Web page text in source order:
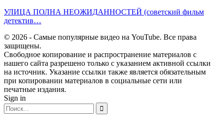
УЛИЦА ПОЛНА НЕОЖИДАННОСТЕЙ (советский фильм
детектив…
© 2026 - Самые популярные видео на YouTube. Все права
защищены.
Свободное копирование и распространение материалов с
нашего сайта разрешено только с указанием активной ссылки
на источник. Указание ссылки также является обязательным
при копировании материалов в социальные сети или
печатные издания.
Sign in